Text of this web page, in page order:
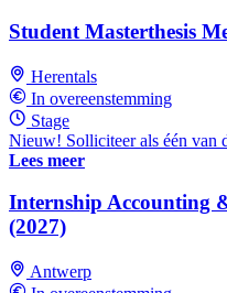
Student Masterthesis
Herentals
In overeenstemming
Stage
Nieuw! Solliciteer als één van
Lees meer
Internship Accounting
(2027)
Antwerp